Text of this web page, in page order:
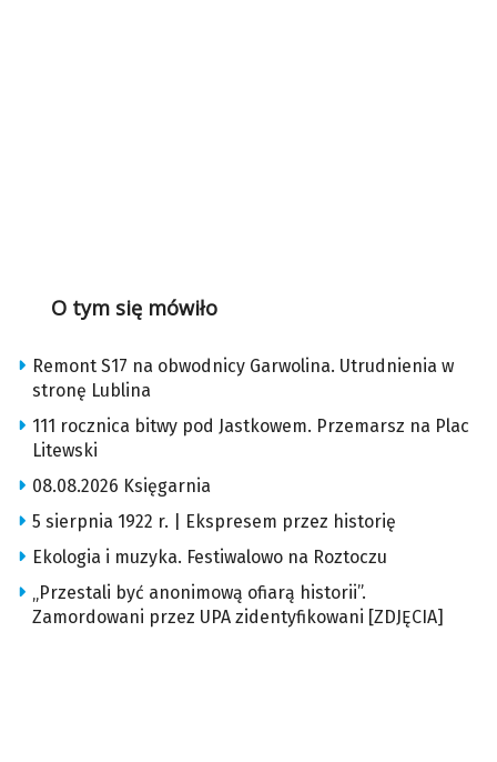
O tym się mówiło
Remont S17 na obwodnicy Garwolina. Utrudnienia w
stronę Lublina
111 rocznica bitwy pod Jastkowem. Przemarsz na Plac
Litewski
08.08.2026 Księgarnia
5 sierpnia 1922 r. | Ekspresem przez historię
Ekologia i muzyka. Festiwalowo na Roztoczu
„Przestali być anonimową ofiarą historii”.
Zamordowani przez UPA zidentyfikowani [ZDJĘCIA]